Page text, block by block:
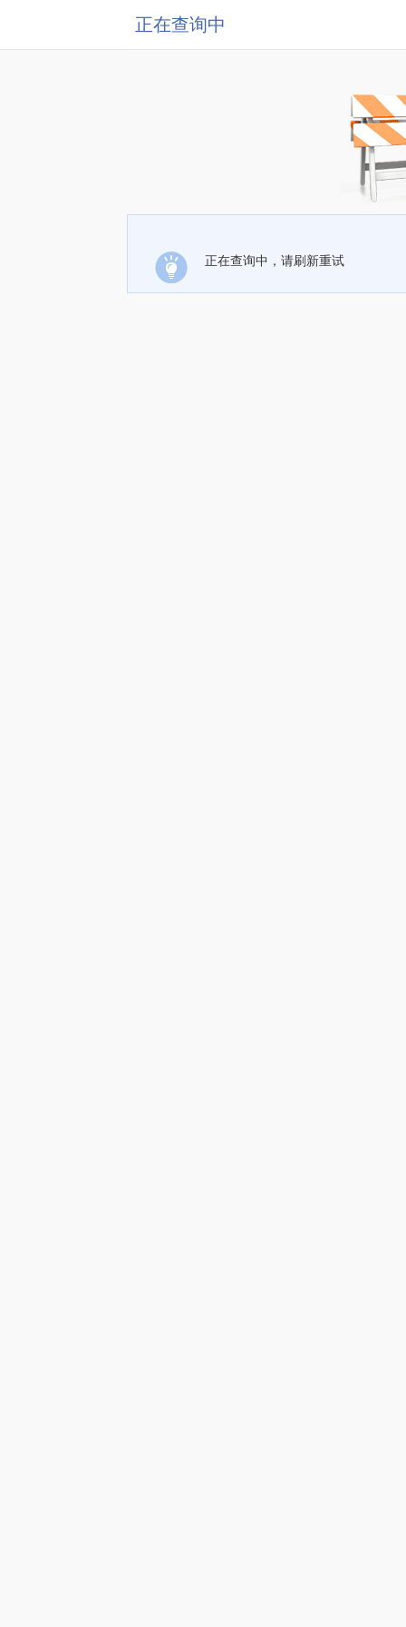
正在查询中
正在查询中，请刷新重试